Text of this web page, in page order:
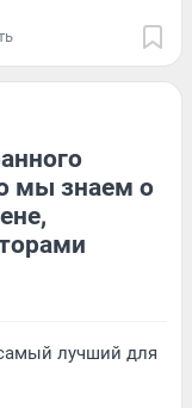
мы знаем о
лучший для